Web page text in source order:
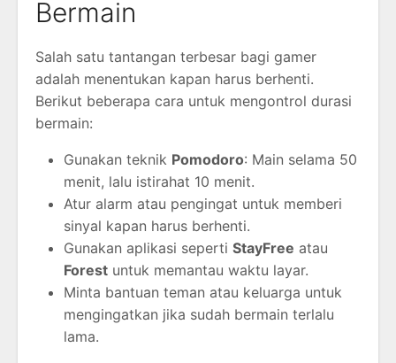
Bermain
Salah satu tantangan terbesar bagi gamer
adalah menentukan kapan harus berhenti.
Berikut beberapa cara untuk mengontrol durasi
bermain:
Gunakan teknik Pomodoro: Main selama 50
menit, lalu istirahat 10 menit.
Atur alarm atau pengingat untuk memberi
sinyal kapan harus berhenti.
Gunakan aplikasi seperti StayFree atau
Forest untuk memantau waktu layar.
Minta bantuan teman atau keluarga untuk
mengingatkan jika sudah bermain terlalu
lama.